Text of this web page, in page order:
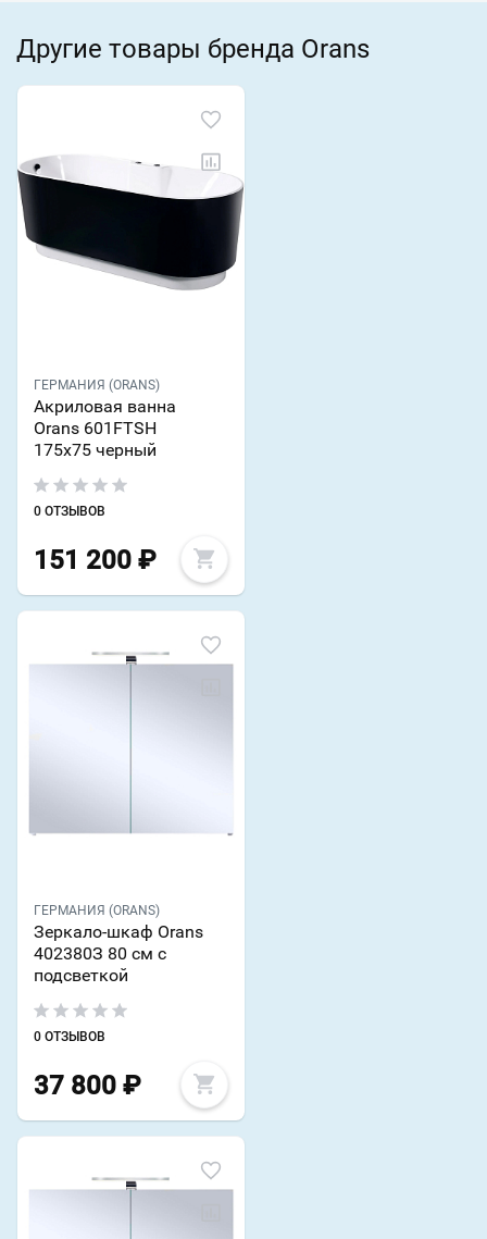
Другие товары бренда Orans
ГЕРМАНИЯ (ORANS)
Акриловая ванна
Orans 601FTSH
175x75 черный
0 ОТЗЫВОВ
151 200 ₽
ГЕРМАНИЯ (ORANS)
Зеркало-шкаф Orans
402380З 80 см с
подсветкой
0 ОТЗЫВОВ
37 800 ₽